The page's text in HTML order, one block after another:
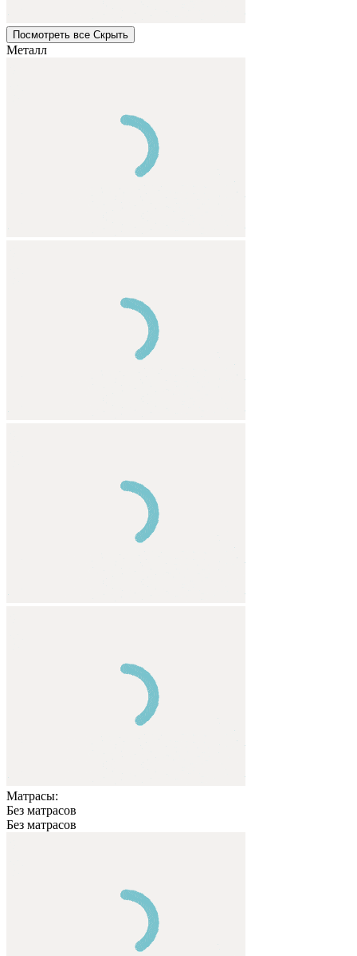
Посмотреть все Cкрыть
Металл
Матрасы:
Без матрасов
Без матрасов